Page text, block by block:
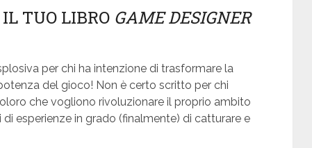
TUO LIBRO GAME DESIGNER
per chi ha intenzione di trasformare la
del gioco! Non è certo scritto per chi
che vogliono rivoluzionare il proprio ambito
esperienze in grado (finalmente) di catturare e